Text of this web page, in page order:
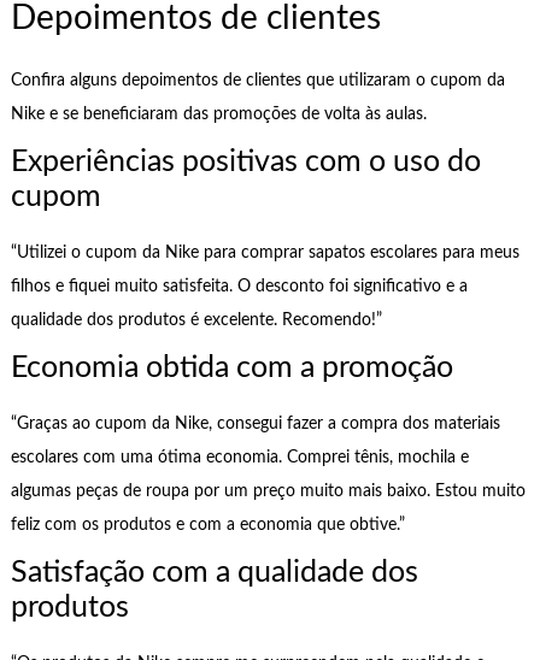
Depoimentos de clientes
Confira alguns depoimentos de clientes que utilizaram o cupom da
Nike e se beneficiaram das promoções de volta às aulas.
Experiências positivas com o uso do
cupom
“Utilizei o cupom da Nike para comprar sapatos escolares para meus
filhos e fiquei muito satisfeita. O desconto foi significativo e a
qualidade dos produtos é excelente. Recomendo!”
Economia obtida com a promoção
“Graças ao cupom da Nike, consegui fazer a compra dos materiais
escolares com uma ótima economia. Comprei tênis, mochila e
algumas peças de roupa por um preço muito mais baixo. Estou muito
feliz com os produtos e com a economia que obtive.”
Satisfação com a qualidade dos
produtos